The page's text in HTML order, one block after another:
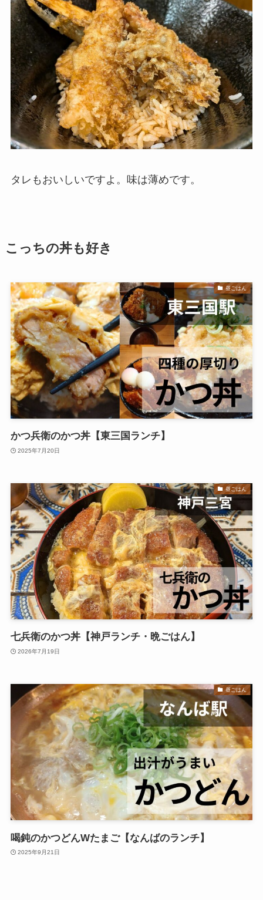
タレもおいしいですよ。味は薄めです。
こっちの丼も好き
昼ごはん
かつ兵衛のかつ丼【東三国ランチ】
2025年7月20日
昼ごはん
七兵衛のかつ丼【神戸ランチ・晩ごはん】
2026年7月19日
昼ごはん
喝鈍のかつどんWたまご【なんばのランチ】
2025年9月21日